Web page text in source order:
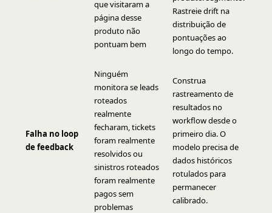
que visitaram a
página desse
produto não
pontuam bem
Rastreie drift na
distribuição de
pontuações ao
longo do tempo.
Falha no loop
de feedback
Ninguém
monitora se leads
roteados
realmente
fecharam, tickets
foram realmente
resolvidos ou
sinistros roteados
foram realmente
pagos sem
problemas
Construa
rastreamento de
resultados no
workflow desde o
primeiro dia. O
modelo precisa de
dados históricos
rotulados para
permanecer
calibrado.